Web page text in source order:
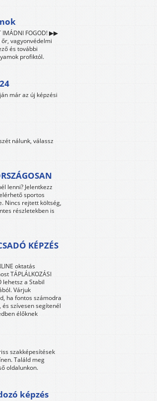
IMÁDNI FOGOD! ▶▶
vagyonvédelmi
és további
profiktól.
már az új képzési
nálunk, válassz
lenni? Jelentkezz
sportos
Nincs rejtett költség,
részletekben is
KÉPZÉS
oktatás
TÁPLÁLKOZÁSI
lehetsz a Stabil
Várjuk
ha fontos számodra
és szívesen segítenél
élőknek
szakképesítések
Találd meg
oldalunkon.
képzés